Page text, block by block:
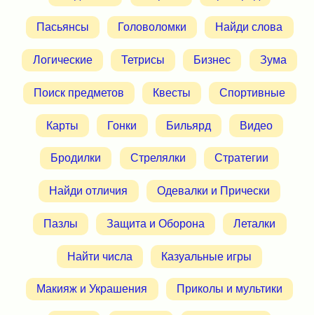
Пасьянсы Головоломки Найди слова
Логические Тетрисы Бизнес Зума
Поиск предметов Квесты Спортивные
Карты Гонки Бильярд Видео
Бродилки Стрелялки Стратегии
Найди отличия Одевалки и Прически
Пазлы Защита и Оборона Леталки
Найти числа Казуальные игры
Макияж и Украшения Приколы и мультики